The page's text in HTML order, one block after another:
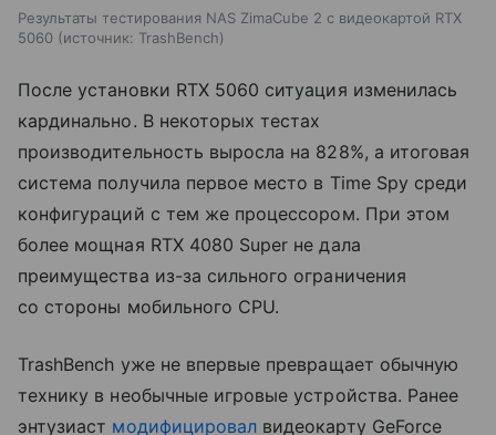
Результаты тестирования NAS ZimaCube 2 с видеокартой RTX
5060
источник: TrashBench
После установки RTX 5060 ситуация изменилась
кардинально. В некоторых тестах
производительность выросла на 828%, а итоговая
система получила первое место в Time Spy среди
конфигураций с тем же процессором. При этом
более мощная RTX 4080 Super не дала
преимущества из-за сильного ограничения
со стороны мобильного CPU.
TrashBench уже не впервые превращает обычную
технику в необычные игровые устройства. Ранее
энтузиаст модифицировал видеокарту GeForce